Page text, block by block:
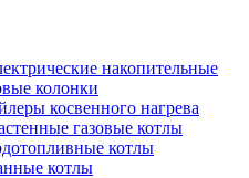
накопительные
колонки
косвенного нагрева
газовые котлы
котлы
котлы